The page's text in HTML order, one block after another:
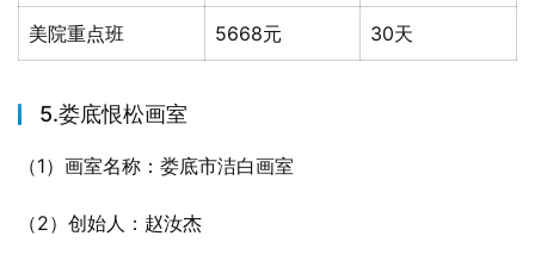
美院重点班 5668元 30天
5.娄底恨松画室
（1）画室名称：娄底市洁白画室
（2）创始人：赵汝杰